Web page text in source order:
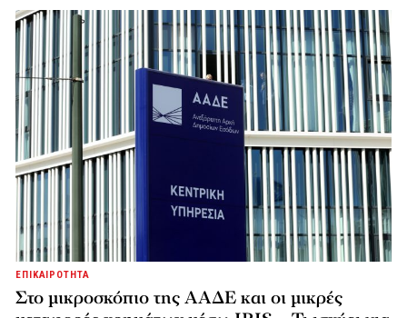
ΕΠΙΚΑΙΡΟΤΗΤΑ
Στο μικροσκόπιο της ΑΑΔΕ και οι μικρές